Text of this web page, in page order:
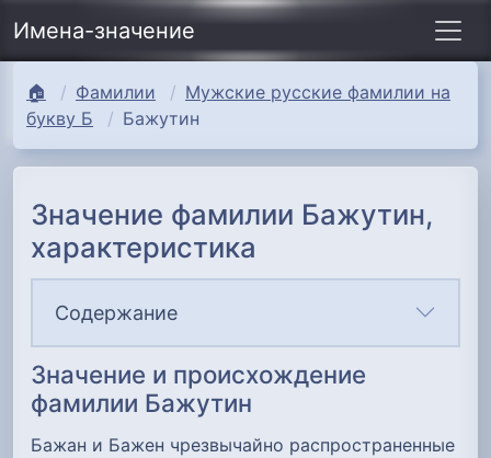
Имена-значение
🏠 Фамилии
Мужские русские фамилии на
букву Б
Бажутин
Значение фамилии Бажутин,
характеристика
Содержание
Значение и происхождение
фамилии Бажутин
Бажан и Бажен чрезвычайно распространенные